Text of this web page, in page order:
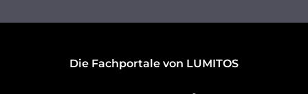
Die Fachportale von LUMITOS